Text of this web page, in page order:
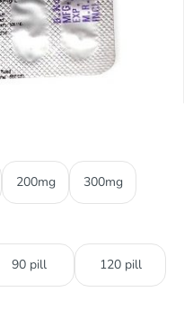
200mg 300mg
90 pill 120 pill